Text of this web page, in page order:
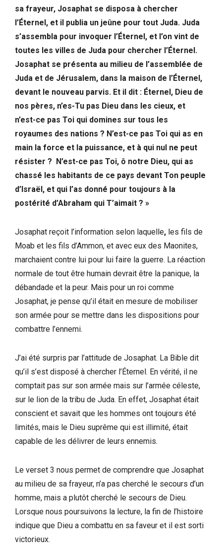
sa frayeur, Josaphat se disposa à chercher
l’Éternel, et il publia un jeûne pour tout Juda. Juda
s’assembla pour invoquer l’Éternel, et l’on vint de
toutes les villes de Juda pour chercher l’Éternel.
Josaphat se présenta au milieu de l’assemblée de
Juda et de Jérusalem, dans la maison de l’Éternel,
devant le nouveau parvis. Et il dit : Éternel, Dieu de
nos pères, n’es-Tu pas Dieu dans les cieux, et
n’est-ce pas Toi qui domines sur tous les
royaumes des nations ? N’est-ce pas Toi qui as en
main la force et la puissance, et à qui nul ne peut
résister ? N’est-ce pas Toi, ô notre Dieu, qui as
chassé les habitants de ce pays devant Ton peuple
d’Israël, et qui l’as donné pour toujours à la
postérité d’Abraham qui T’aimait ? »
Josaphat reçoit l’information selon laquelle, les fils de
Moab et les fils d’Ammon, et avec eux des Maonites,
marchaient contre lui pour lui faire la guerre. La réaction
normale de tout être humain devrait être la panique, la
débandade et la peur. Mais pour un roi comme
Josaphat, je pense qu’il était en mesure de mobiliser
son armée pour se mettre dans les dispositions pour
combattre l’ennemi.
J’ai été surpris par l’attitude de Josaphat. La Bible dit
qu’il s’est disposé à chercher l’Éternel. En vérité, il ne
comptait pas sur son armée mais sur l’armée céleste,
sur le lion de la tribu de Juda. En effet, Josaphat était
conscient et savait que les hommes ont toujours été
limités, mais le Dieu suprême qui est illimité, était
capable de les délivrer de leurs ennemis.
Le verset 3 nous permet de comprendre que Josaphat
au milieu de sa frayeur, n’a pas cherché le secours d’un
homme, mais a plutôt cherché le secours de Dieu.
Lorsque nous poursuivons la lecture, la fin de l’histoire
indique que Dieu a combattu en sa faveur et il est sorti
victorieux.